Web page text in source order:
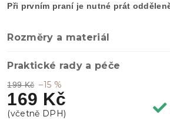
199 Kč –15 %
169 Kč
Při prvním praní je nutné prát
Rozměry a materiál
Praktické rady a péče